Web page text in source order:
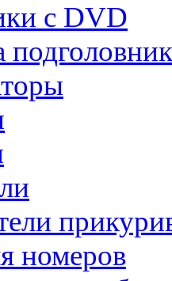
с DVD
номеров